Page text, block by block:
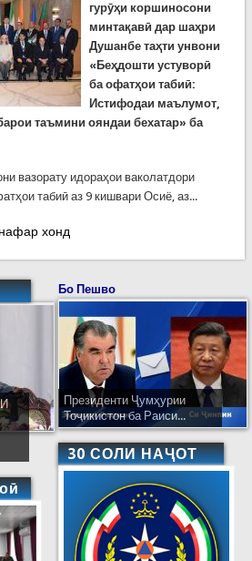
гурӯҳи коршиносони
минтақавӣ дар шаҳри
Душанбе таҳти унвони
«Беҳдошти устуворӣ
ба офатҳои табиӣ:
Истифодаи маълумот,
таъмини ояндаи бехатар» ба
вазорату идораҳои ваколатдори
табиӣ аз 9 кишвари Осиё, аз...
ҳаштуми гурӯҳи коршиносони
хонд
Бо Пешво
Президенти Ҷумҳурии
Тоҷикистон ба Раиси...
30 СОЛИ НАҶОТ